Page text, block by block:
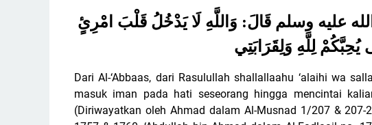
عليه وسلم قَالَ: وَاللَّهِ لَا يَدْخُلُ قَلْبَ امْرِئٍ
يُحِبَّكُمْ لِلَّهِ وَلِقَرَابَتِي
Dari Al-‘Abbaas, dari Rasulullah shallallaahu ‘alaihi wa
masuk iman pada hati seseorang hingga mencintai
(Diriwayatkan oleh Ahmad dalam Al-Musnad 1/207 &